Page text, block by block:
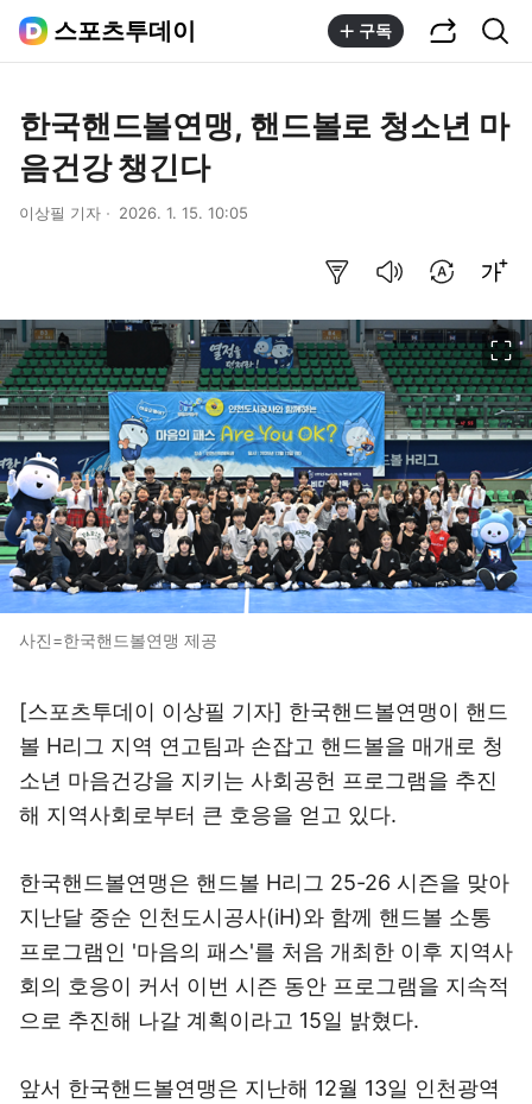
스포츠투데이 구독
한국핸드볼연맹, 핸드볼로 청소년 마
음건강 챙긴다
이상필 기자 2026. 1. 15. 10:05
사진=한국핸드볼연맹 제공
[스포츠투데이 이상필 기자] 한국핸드볼연맹이 핸드
볼 H리그 지역 연고팀과 손잡고 핸드볼을 매개로 청
소년 마음건강을 지키는 사회공헌 프로그램을 추진
해 지역사회로부터 큰 호응을 얻고 있다.
한국핸드볼연맹은 핸드볼 H리그 25-26 시즌을 맞아
지난달 중순 인천도시공사(iH)와 함께 핸드볼 소통
프로그램인 '마음의 패스'를 처음 개최한 이후 지역사
회의 호응이 커서 이번 시즌 동안 프로그램을 지속적
으로 추진해 나갈 계획이라고 15일 밝혔다.
앞서 한국핸드볼연맹은 지난해 12월 13일 인천광역